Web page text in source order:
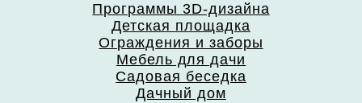
Программы 3D-дизайна
Детская площадка
Ограждения и заборы
Мебель для дачи
Садовая беседка
Дачный дом